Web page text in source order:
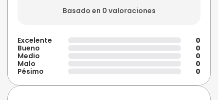
Basado en 0 valoraciones
Excelente
0
Bueno
0
Medio
0
Malo
0
Pésimo
0